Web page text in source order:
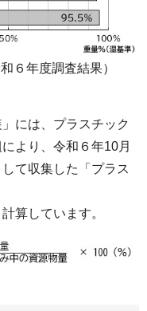
６年度調査結果）
には、プラスチック
より、令和６年10月
て収集した「プラス
算しています。